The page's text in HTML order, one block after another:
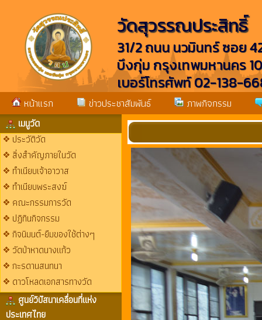
วัดสุวรรณประสิทธิ์
31/2 ถนน นวมินทร์ ซอย
บึงกุ่ม กรุงเทพมหานคร
เบอร์โทรศัพท์ 02-138-
หน้าแรก ข่าวประชาสัมพันธ์ ภาพกิจกรรม
เมนูวัด
ประวัติวัด
สิ่งสำคัญภายในวัด
ทำเนียบเจ้าอาวาส
ทำเนียบพระสงฆ์
คณะกรรมการวัด
ปฏิทินกิจกรรม
กิจนิมนต์-ยืมของใช้ต่างๆ
วัดป่าหาดนางแก้ว
กะรดานสนทนา
ดาวโหลดเอกสารทางวัด
ศูนย์วิปัสนาเคลื่อนที่แห่ง
ประเทศไทย